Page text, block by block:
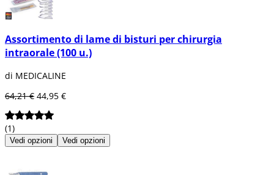
Assortimento di lame di bisturi per chirurgia
intraorale (100 u.)
di MEDICALINE
64,21 € 44,95 €
(1)
Vedi opzioni Vedi opzioni